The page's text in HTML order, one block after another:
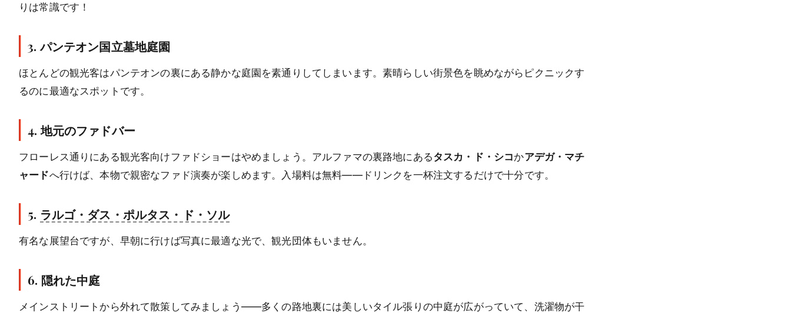
りは常識です！
3. パンテオン国立墓地庭園
ほとんどの観光客はパンテオンの裏にある静かな庭園を素通りしてしまいます。素晴らしい街景色を眺めながらピクニックす
るのに最適なスポットです。
4. 地元のファドバー
フローレス通りにある観光客向けファドショーはやめましょう。アルファマの裏路地にあるタスカ・ド・シコかアデガ・マチ
ャードへ行けば、本物で親密なファド演奏が楽しめます。入場料は無料——ドリンクを一杯注文するだけで十分です。
5. ラルゴ・ダス・ポルタス・ド・ソル
有名な展望台ですが、早朝に行けば写真に最適な光で、観光団体もいません。
6. 隠れた中庭
メインストリートから外れて散策してみましょう——多くの路地裏には美しいタイル張りの中庭が広がっていて、洗濯物が干